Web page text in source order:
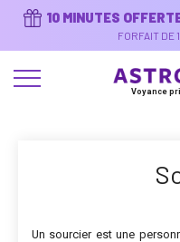
10 MINUTES
FORFAIT DE
Voyance
Un sourcier est une